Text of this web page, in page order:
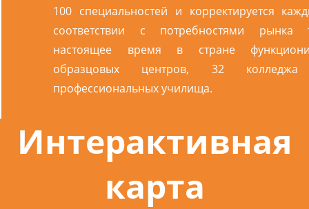
100 специальностей и корректируется
соответствии с потребностями рынка
настоящее время в стране
образцовых центров, 32
профессиональных училища.
Интерактивная
карта